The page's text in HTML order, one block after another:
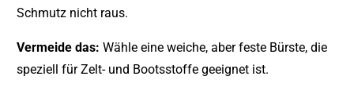
Schmutz nicht raus.
Vermeide das: Wähle eine weiche, aber feste Bürste, die
speziell für Zelt- und Bootsstoffe geeignet ist.